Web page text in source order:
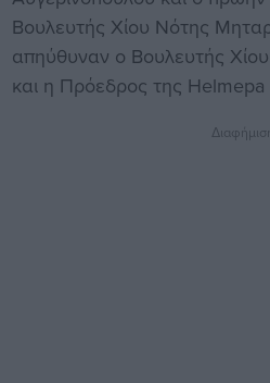
Βουλευτής Χίου Νότης
απηύθυναν ο Βουλευτής
και η Πρόεδρος της Helmepa